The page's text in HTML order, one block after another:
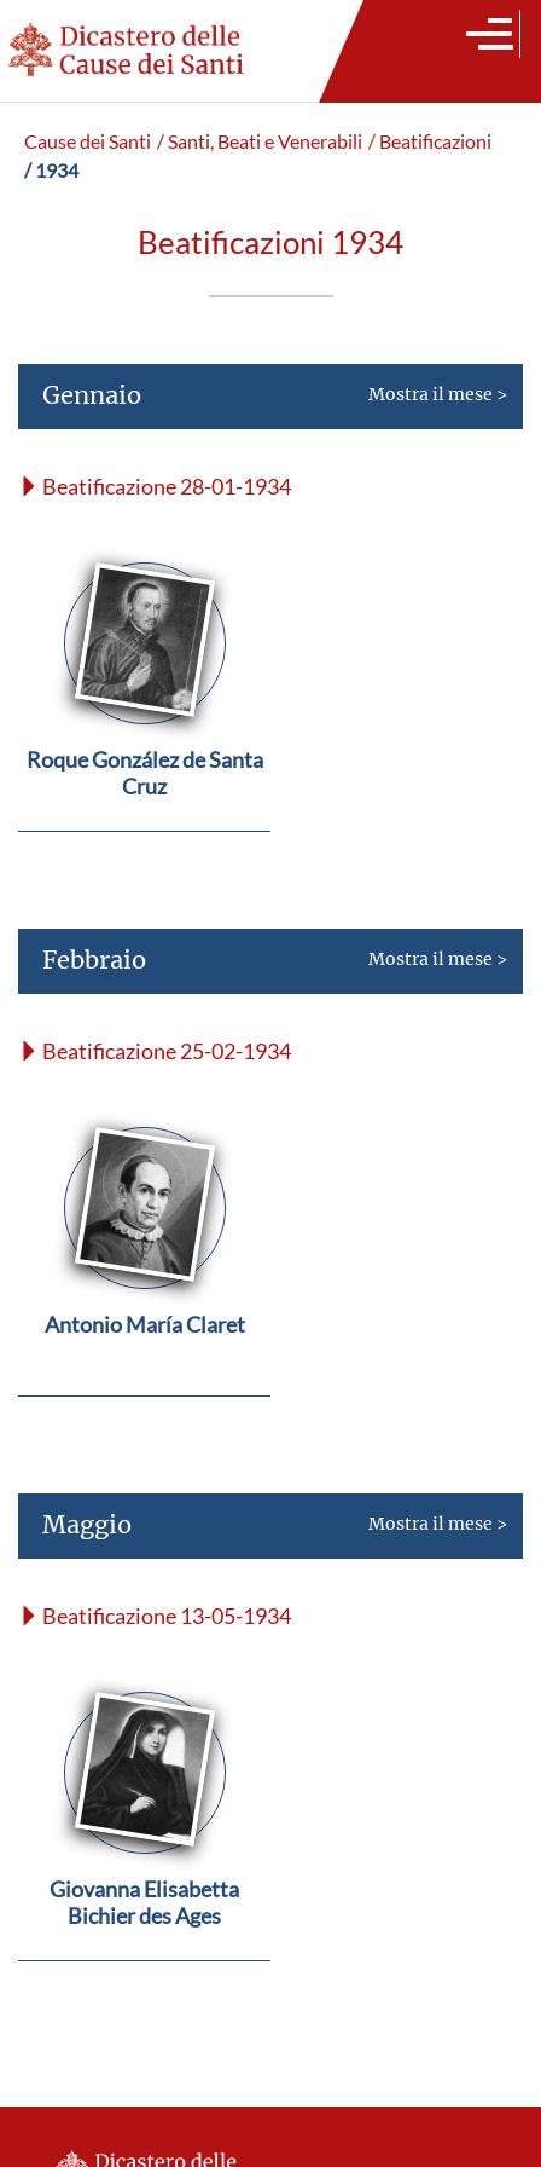
Cause dei Santi / Santi, Beati e Venerabili / Beatificazioni
/ 1934
Beatificazioni 1934
Gennaio Mostra il mese >
Beatificazione 28-01-1934
Roque González de Santa
Cruz
Febbraio Mostra il mese >
Beatificazione 25-02-1934
Antonio María Claret
Maggio Mostra il mese >
Beatificazione 13-05-1934
Giovanna Elisabetta
Bichier des Ages